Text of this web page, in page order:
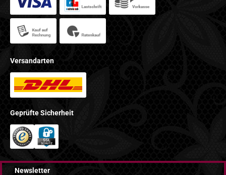
Versandarten
Geprüfte Sicherheit
Newsletter